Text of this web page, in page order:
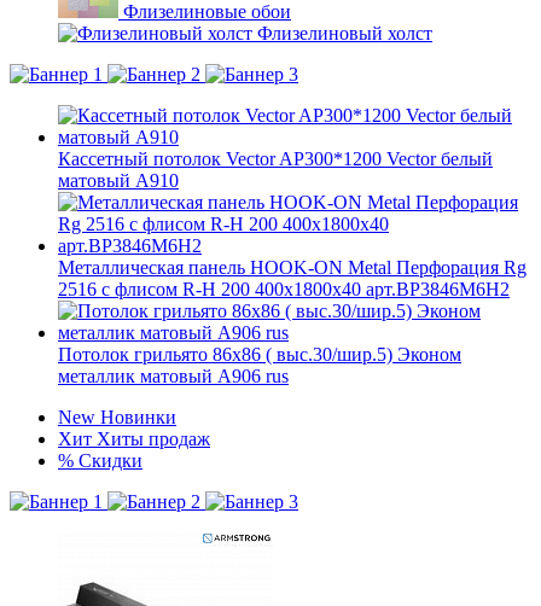
Флизелиновые обои
Флизелиновый холст
Кассетный потолок Vector AP300*1200 Vector белый
матовый А910
Металлическая панель HOOK-ON Metal Перфорация Rg
2516 с флисом R-H 200 400x1800x40 арт.BP3846M6H2
Потолок грильято 86х86 ( выс.30/шир.5) Эконом
металлик матовый А906 rus
New Новинки
Хит Хиты продаж
% Скидки